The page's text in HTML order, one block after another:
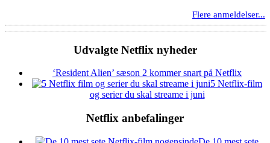
Flere anmeldelser...
Udvalgte Netflix nyheder
‘Resident Alien’ sæson 2 kommer snart på Netflix
5 Netflix-film
og serier du skal streame i juni
Netflix anbefalinger